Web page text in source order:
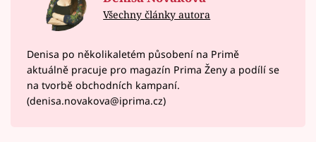
Všechny články autora
Denisa po několikaletém působení na Primě
aktuálně pracuje pro magazín Prima Ženy a podílí se
na tvorbě obchodních kampaní.
(denisa.novakova@iprima.cz)